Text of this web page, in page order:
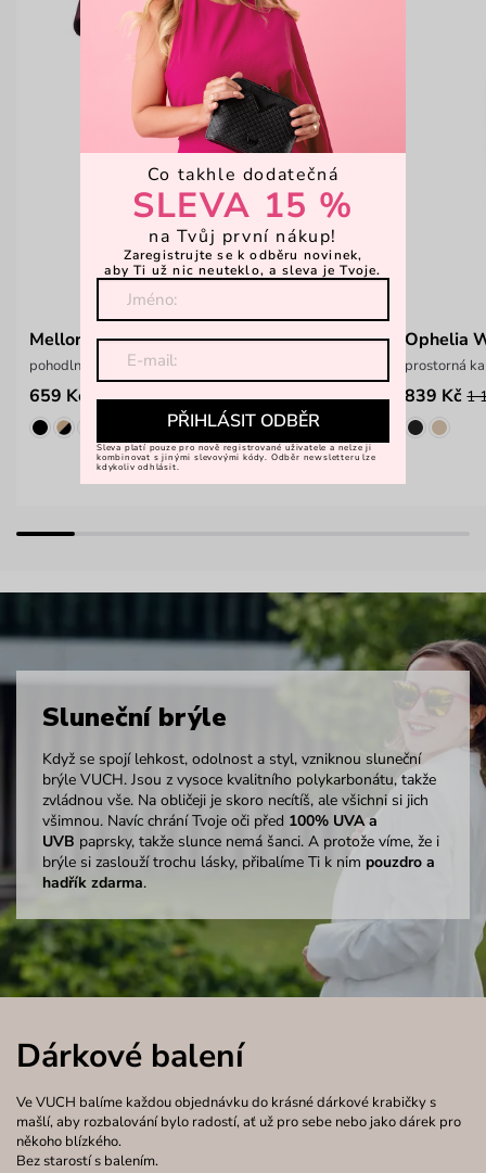
Mellora Dotty Wine
pohodlný prostorný batoh
659 Kč 1 199 Kč
Ophelia
prostorná
839 Kč 1
Sluneční brýle
Když se spojí lehkost, odolnost a styl, vzniknou sluneční
brýle VUCH. Jsou z vysoce kvalitního polykarbonátu, takže
zvládnou vše. Na obličeji je skoro necítíš, ale všichni si jich
všimnou. Navíc chrání Tvoje oči před 100% UVA a
UVB paprsky, takže slunce nemá šanci. A protože víme, že i
brýle si zaslouží trochu lásky, přibalíme Ti k nim pouzdro a
hadřík zdarma.
Dárkové balení
Ve VUCH balíme každou objednávku do krásné dárkové krabičky s
mašlí, aby rozbalování bylo radostí, ať už pro sebe nebo jako dárek pro
někoho blízkého.
Bez starostí s balením.
Co takhle dodatečná
SLEVA 15 %
na Tvůj první nákup!
Zaregistrujte se k odběru novinek,
aby Ti už nic neuteklo, a sleva je Tvoje.
PŘIHLÁSIT ODBĚR
Sleva platí pouze pro nově registrované uživatele a nelze ji
kombinovat s jinými slevovými kódy. Odběr newsletteru lze
kdykoliv odhlásit.